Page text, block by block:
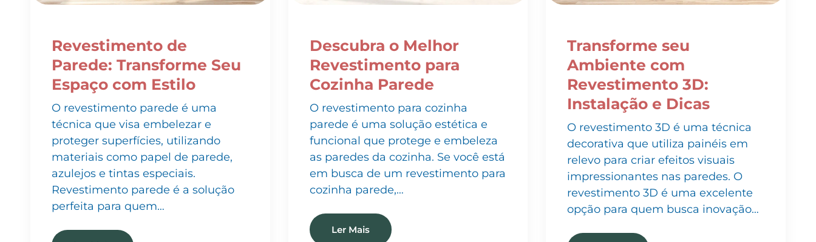
Parede: Transforme Seu
Espaço com Estilo
O revestimento parede é uma
técnica que visa embelezar e
proteger superfícies, utilizando
materiais como papel de parede,
azulejos e tintas especiais.
Revestimento parede é a solução
perfeita para quem…
Ler Mais
Revestimento para
Cozinha Parede
O revestimento para cozinha
parede é uma solução estética e
funcional que protege e embeleza
as paredes da cozinha. Se você está
em busca de um revestimento para
cozinha parede,…
Ler Mais
Ambiente com
Revestimento 3D:
Instalação e Dicas
O revestimento 3D é uma técnica
decorativa que utiliza painéis em
relevo para criar efeitos visuais
impressionantes nas paredes. O
revestimento 3D é uma excelente
opção para quem busca inovação…
Ler Mais